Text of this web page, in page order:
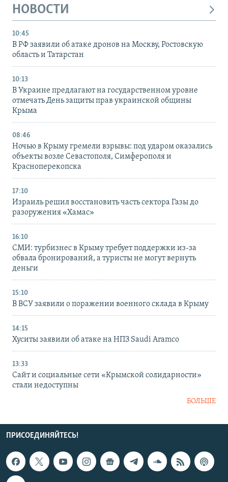
НОВОСТИ
10:45
В РФ заявили об атаке дронов на Москву, Ростовскую
область и Татарстан
10:13
В Украине предлагают на государственном уровне
отмечать День защиты прав украинской общины
Крыма
08:46
Ночью в Крыму гремели взрывы: под ударом оказались
объекты возле Севастополя, Симферополя и
Красноперекопска
17:10
Израиль решил восстановить часть сектора Газы до
разоружения «Хамас»
16:10
СМИ: турбизнес в Крыму требует поддержки из-за
обвала бронирований, а туристы не могут вернуть
деньги
15:10
В ВСУ заявили о поражении военного склада в Крыму
14:15
Хуситы заявили об атаке на НПЗ Saudi Aramco
13:33
Сайт и социальные сети «Крымской солидарности»
стали недоступны
БОЛЬШЕ
ПРИСОЕДИНЯЙТЕСЬ!